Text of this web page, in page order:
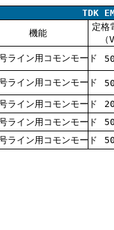
TDK
機能
定格
ライン用コモンモード
ライン用コモンモード
ライン用コモンモード
ライン用コモンモード
ライン用コモンモード